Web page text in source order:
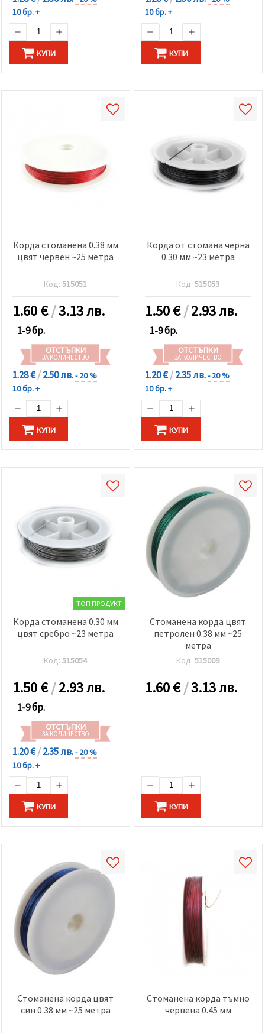
10 бр. +
КУПИ
10 бр. +
КУПИ
Корда стоманена 0.38 мм
цвят червен ~25 метра
Код:515051
1.60€/3.13 лв.
1-9 бр.
ОТСТЪПКИ
ЗА КОЛИЧЕСТВО
1.28 €/2.50 лв.- 20 %
10 бр. +
КУПИ
Корда от стомана черна
0.30 мм ~23 метра
Код:515053
1.50€/2.93 лв.
1-9 бр.
ОТСТЪПКИ
ЗА КОЛИЧЕСТВО
1.20 €/2.35 лв.- 20 %
10 бр. +
КУПИ
ТОП ПРОДУКТ
Корда стоманена 0.30 мм
цвят сребро ~23 метра
Код:515054
1.50€/2.93 лв.
1-9 бр.
ОТСТЪПКИ
ЗА КОЛИЧЕСТВО
1.20 €/2.35 лв.- 20 %
10 бр. +
КУПИ
Стоманена корда цвят
петролен 0.38 мм ~25
метра
Код:515009
1.60€/3.13 лв.
КУПИ
Стоманена корда цвят
син 0.38 мм ~25 метра
Стоманена корда тъмно
червена 0.45 мм